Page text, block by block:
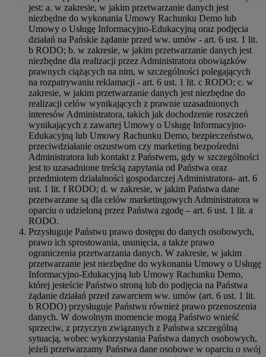
jest: a. w zakresie, w jakim przetwarzanie danych jest
niezbędne do wykonania Umowy Rachunku Demo lub
Umowy o Usługę Informacyjno-Edukacyjną oraz podjęcia
działań na Pańskie żądanie przed ww. umów - art. 6 ust. 1 lit.
b RODO; b. w zakresie, w jakim przetwarzanie danych jest
niezbędne dla realizacji przez Administratora obowiązków
prawnych ciążących na nim, w szczególności polegających
na rozpatrywaniu reklamacji - art. 6 ust. 1 lit. c RODO; c. w
zakresie, w jakim przetwarzanie danych jest niezbędne do
realizacji celów wynikających z prawnie uzasadnionych
interesów Administratora, takich jak dochodzenie roszczeń
wynikających z zawartej Umowy o Usługę Informacyjno-
Edukacyjną lub Umowy Rachunku Demo, bezpieczeństwo,
przeciwdziałanie oszustwom czy marketing bezpośredni
Administratora lub kontakt z Państwem, gdy w szczególności
jest to uzasadnione treścią zapytania od Państwa oraz
przedmiotem działalności gospodarczej Administratora- art. 6
ust. 1 lit. f RODO; d. w zakresie, w jakim Państwa dane
przetwarzane są dla celów marketingowych Administratora w
oparciu o udzieloną przez Państwa zgodę – art. 6 ust. 1 lit. a
RODO.
Przysługuje Państwu prawo dostępu do danych osobowych,
prawo ich sprostowania, usunięcia, a także prawo
ograniczenia przetwarzania danych. W zakresie, w jakim
przetwarzanie jest niezbędne do wykonania Umowy o Usługę
Informacyjno-Edukacyjną lub Umowy Rachunku Demo,
której jesteście Państwo stroną lub do podjęcia na Państwa
żądanie działań przed zawarciem ww. umów (art. 6 ust. 1 lit.
b RODO) przysługuje Państwu również prawo przenoszenia
danych. W dowolnym momencie mogą Państwo wnieść
sprzeciw, z przyczyn związanych z Państwa szczególną
sytuacją, wobec wykorzystania Państwa danych osobowych,
jeżeli przetwarzamy Państwa dane osobowe w oparciu o swój